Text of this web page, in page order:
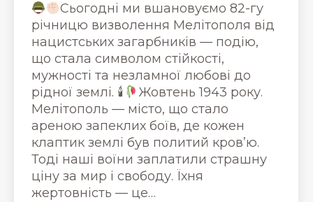
Сьогодні ми вшановуємо 82-гу
річницю визволення Мелітополя від
нацистських загарбників — подію,
що стала символом стійкості,
мужності та незламної любові до
рідної землі. 🕯
Жовтень 1943 року.
Мелітополь — місто, що стало
ареною запеклих боїв, де кожен
клаптик землі був политий кров’ю.
Тоді наші воїни заплатили страшну
ціну за мир і свободу. Їхня
жертовність — це…